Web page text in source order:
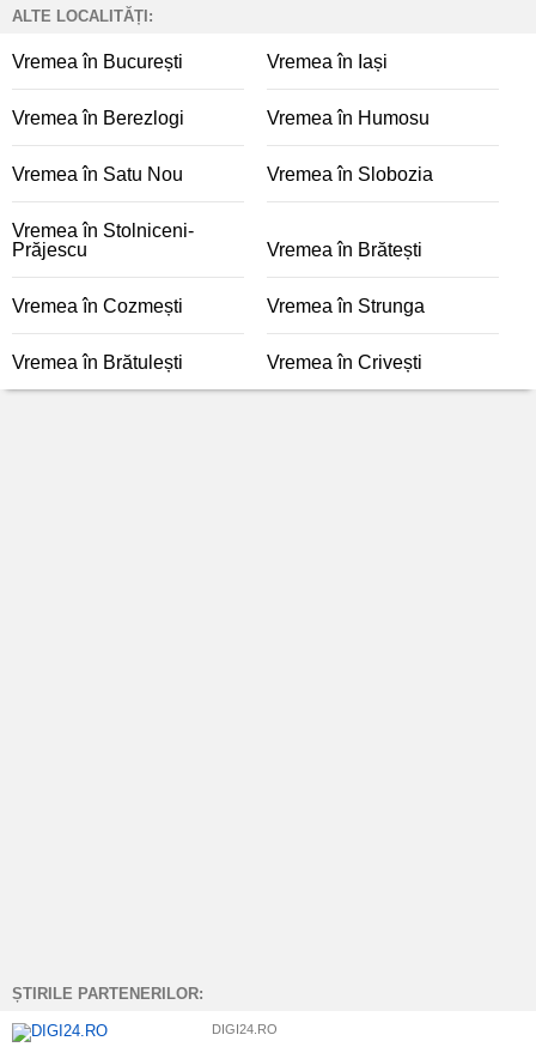
ALTE LOCALITĂȚI:
Vremea în București Vremea în Iași
Vremea în Berezlogi Vremea în Humosu
Vremea în Satu Nou Vremea în Slobozia
Vremea în Stolniceni-
Prăjescu
Vremea în Brătești
Vremea în Cozmești Vremea în Strunga
Vremea în Brătulești Vremea în Crivești
ȘTIRILE PARTENERILOR:
DIGI24.RO